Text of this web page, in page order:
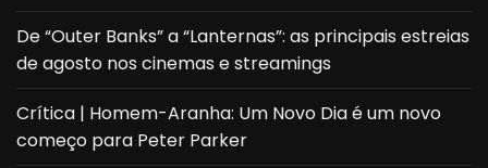
De “Outer Banks” a “Lanternas”: as principais estreias
de agosto nos cinemas e streamings
Crítica | Homem-Aranha: Um Novo Dia é um novo
começo para Peter Parker